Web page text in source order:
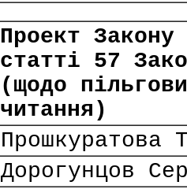
Проект
статті 57
(щодо
читання)
Прошкуратова
Дорогунцов